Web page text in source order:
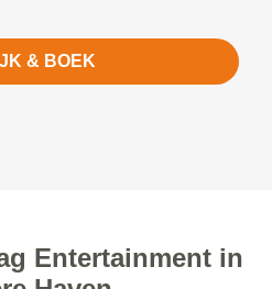
& BOEK
Entertainment in